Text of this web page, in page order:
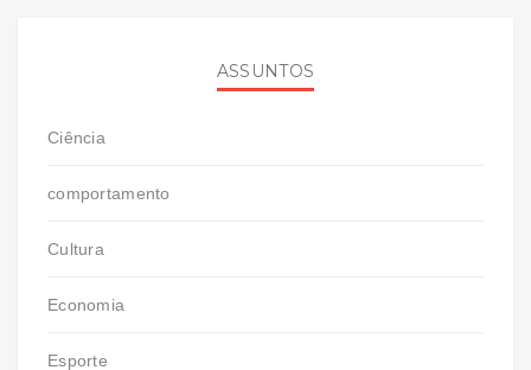
ASSUNTOS
Ciência
comportamento
Cultura
Economia
Esporte